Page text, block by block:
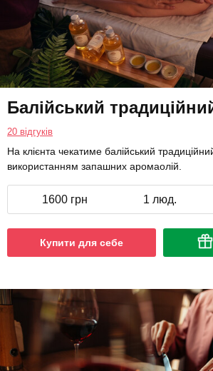
Балійський
20 відгуків
На клієнта чекатиме балійський
використанням запашних аромаолій.
1600 грн 1 люд.
Купити для себе